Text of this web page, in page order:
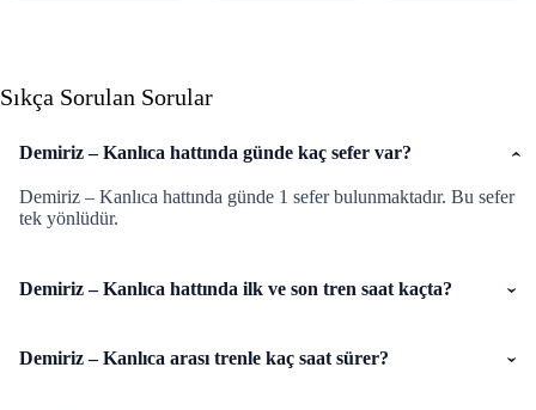
Sıkça Sorulan Sorular
Demiriz – Kanlıca hattında günde kaç sefer var?
Demiriz – Kanlıca hattında günde 1 sefer bulunmaktadır. Bu sefer
tek yönlüdür.
Demiriz – Kanlıca hattında ilk ve son tren saat kaçta?
Demiriz – Kanlıca arası trenle kaç saat sürer?